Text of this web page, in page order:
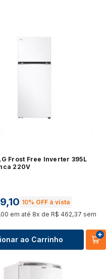
Ver tudo
Ver tudo
Ver tudo
Frost Free Inverter 395L
220V
,10 10% OFF à vista
,00 em até 8x de R$ 462,37 sem
ao Carrinho